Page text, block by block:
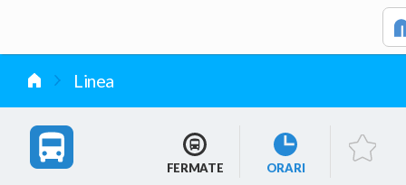
Linea
FERMATE ORARI